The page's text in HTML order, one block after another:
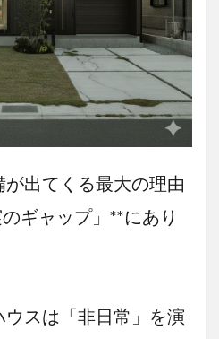
出てくる最大の理由
ギャップ」**にあり
スは「非日常」を演